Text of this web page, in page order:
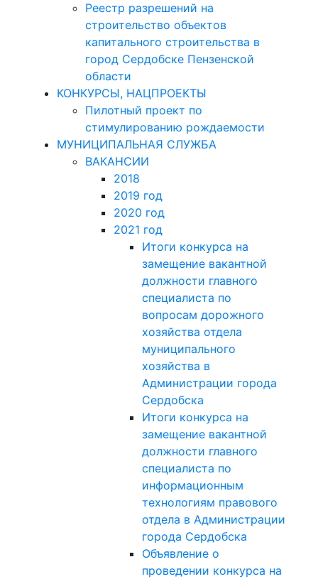
Реестр разрешений на
строительство объектов
капитального строительства в
город Сердобске Пензенской
области
КОНКУРСЫ, НАЦПРОЕКТЫ
Пилотный проект по
стимулированию рождаемости
МУНИЦИПАЛЬНАЯ СЛУЖБА
ВАКАНСИИ
2018
2019 год
2020 год
2021 год
Итоги конкурса на
замещение вакантной
должности главного
специалиста по
вопросам дорожного
хозяйства отдела
муниципального
хозяйства в
Администрации города
Сердобска
Итоги конкурса на
замещение вакантной
должности главного
специалиста по
информационным
технологиям правового
отдела в Администрации
города Сердобска
Объявление о
проведении конкурса на